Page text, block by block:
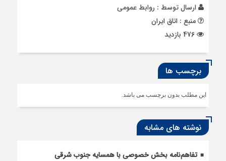
ارسال توسط : روابط عمومی
منبع : اتاق ایران
برچسب ها
این مطلب بدون برچسب می باشد.
نوشته های مشابه
تفاهم‌نامه بخش خصوصی با همسایه جنوب شرقی